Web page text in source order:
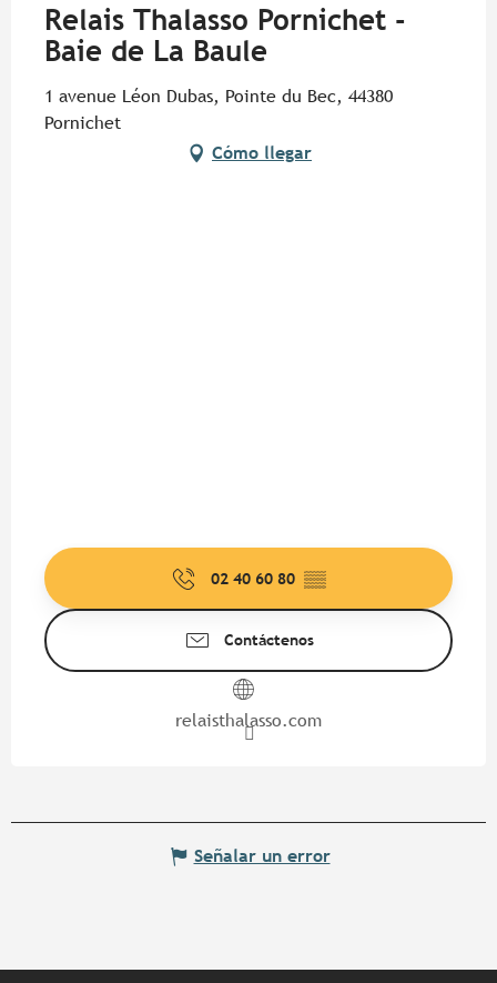
Relais Thalasso Pornichet -
Baie de La Baule
1 avenue Léon Dubas, Pointe du Bec, 44380
Pornichet
Cómo llegar
02 40 60 80 ▒▒
Contáctenos
relaisthalasso.com
Señalar un error